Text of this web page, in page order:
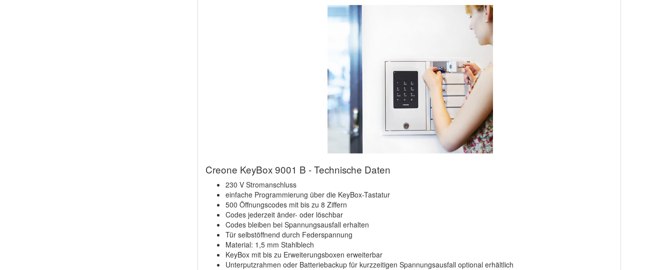
Creone KeyBox 9001 B - Technische Daten
230 V Stromanschluss
einfache Programmierung über die KeyBox-Tastatur
500 Öffnungscodes mit bis zu 8 Ziffern
Codes jederzeit änder- oder löschbar
Codes bleiben bei Spannungsausfall erhalten
Tür selbstöffnend durch Federspannung
Material: 1,5 mm Stahlblech
KeyBox mit bis zu Erweiterungsboxen erweiterbar
Unterputzrahmen oder Batteriebackup für kurzzeitigen Spannungsausfall optional erhältlich